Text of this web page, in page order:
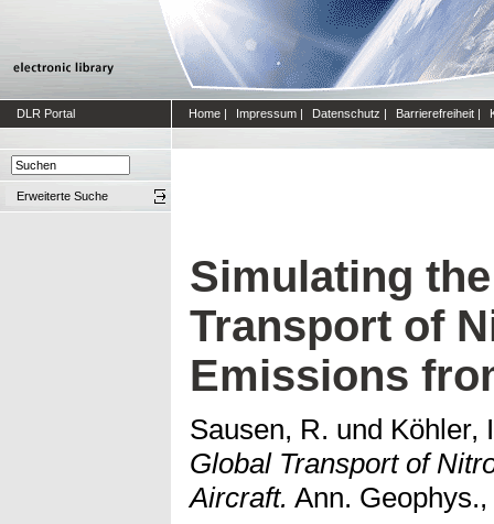
DLR Portal Home | Impressum | Datenschutz | Barrierefreiheit |
Erweiterte Suche
Simulating
Transport of
Emissions
Sausen, R. und Köhler,
Global Transport of
Aircraft. Ann.